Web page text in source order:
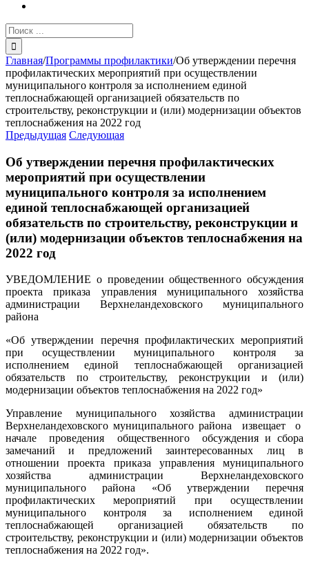
Результат
поиска:
Главная/Программы профилактики/Об утверждении перечня
профилактических мероприятий при осуществлении
муниципального контроля за исполнением единой
теплоснабжающей организацией обязательств по
строительству, реконструкции и (или) модернизации объектов
теплоснабжения на 2022 год
Предыдущая Следующая
Об утверждении перечня профилактических
мероприятий при осуществлении
муниципального контроля за исполнением
единой теплоснабжающей организацией
обязательств по строительству, реконструкции и
(или) модернизации объектов теплоснабжения на
2022 год
УВЕДОМЛЕНИЕ о проведении общественного обсуждения
проекта приказа управления муниципального хозяйства
администрации Верхнеландеховского муниципального
района
«Об утверждении перечня профилактических мероприятий
при осуществлении муниципального контроля за
исполнением единой теплоснабжающей организацией
обязательств по строительству, реконструкции и (или)
модернизации объектов теплоснабжения на 2022 год»
Управление муниципального хозяйства администрации
Верхнеландеховского муниципального района извещает о
начале проведения общественного обсуждения и сбора
замечаний и предложений заинтересованных лиц в
отношении проекта приказа управления муниципального
хозяйства администрации Верхнеландеховского
муниципального района «Об утверждении перечня
профилактических мероприятий при осуществлении
муниципального контроля за исполнением единой
теплоснабжающей организацией обязательств по
строительству, реконструкции и (или) модернизации объектов
теплоснабжения на 2022 год».